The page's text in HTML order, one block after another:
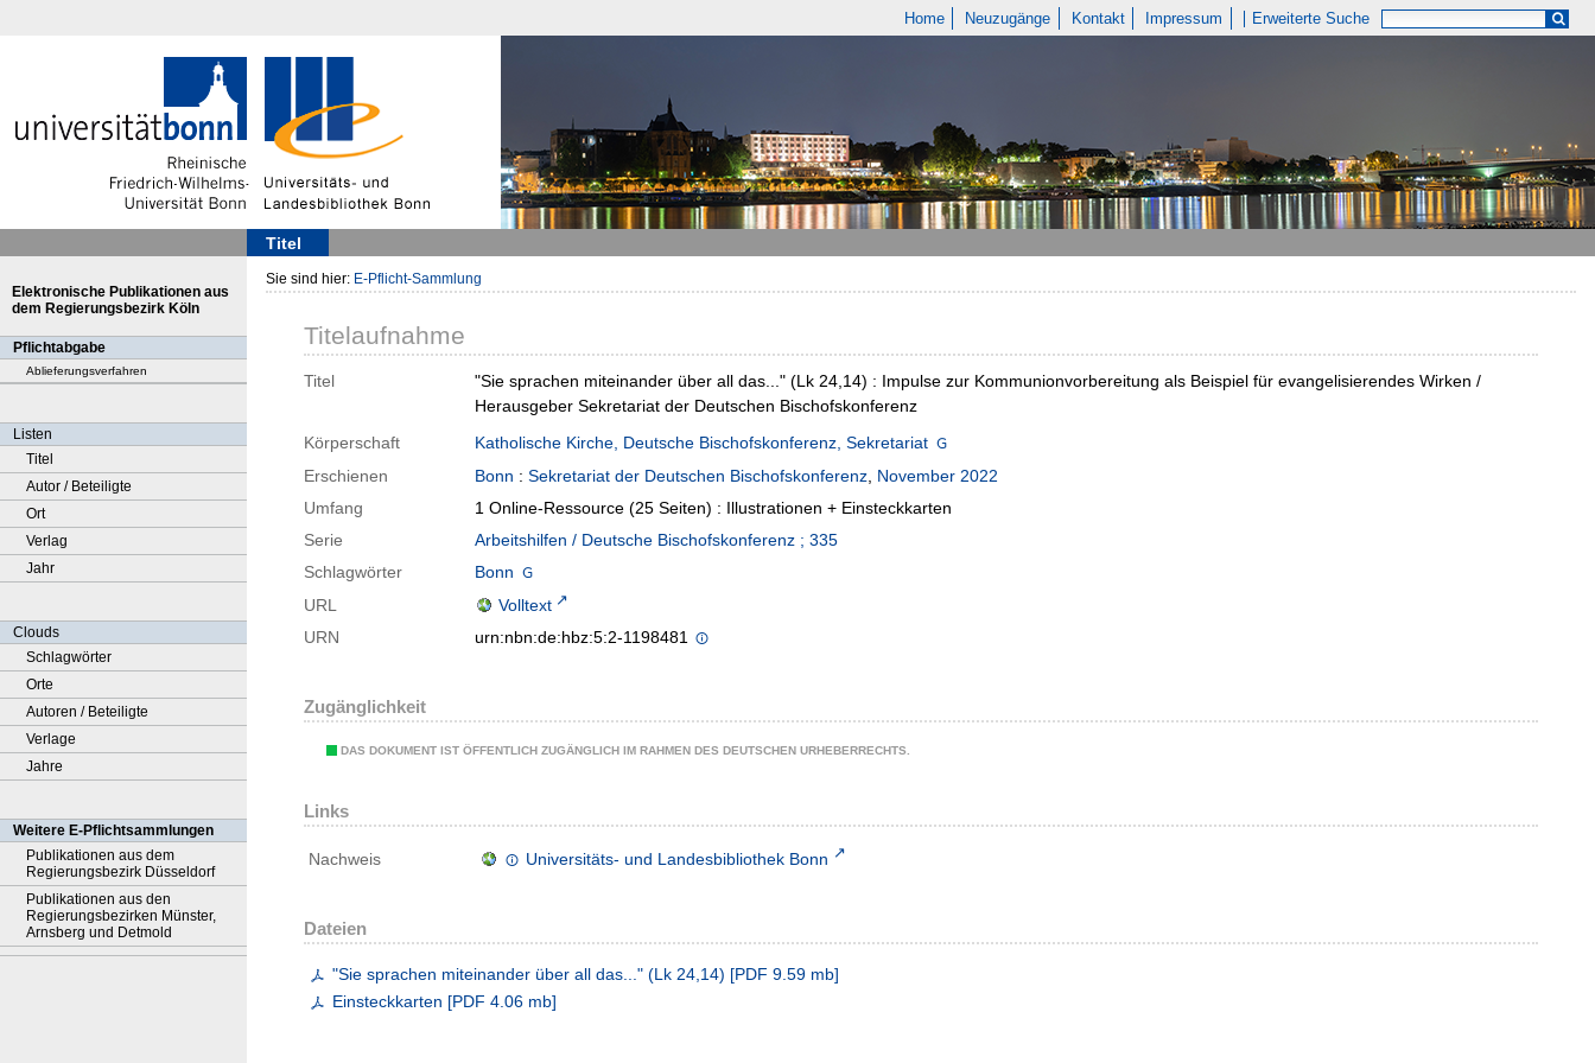
Home Neuzugänge Kontakt Impressum Erweiterte Suche
Titel
Elektronische Publikationen aus
dem Regierungsbezirk Köln
Pflichtabgabe
Ablieferungsverfahren
Listen
Titel
Autor / Beteiligte
Ort
Verlag
Jahr
Clouds
Schlagwörter
Orte
Autoren / Beteiligte
Verlage
Jahre
Weitere E-Pflichtsammlungen
Publikationen aus dem
Regierungsbezirk Düsseldorf
Publikationen aus den
Regierungsbezirken Münster,
Arnsberg und Detmold
Sie sind hier: E-Pflicht-Sammlung
Titelaufnahme
Titel
"Sie sprachen miteinander über all das..." (Lk 24,14) : Impulse zur Kommunionvorbereitung als Beispiel für evangelisierendes Wirken /
Herausgeber Sekretariat der Deutschen Bischofskonferenz
Körperschaft
Katholische Kirche, Deutsche Bischofskonferenz, Sekretariat
Erschienen
Bonn : Sekretariat der Deutschen Bischofskonferenz, November 2022
Umfang
1 Online-Ressource (25 Seiten) : Illustrationen + Einsteckkarten
Serie
Arbeitshilfen / Deutsche Bischofskonferenz ; 335
Schlagwörter
Bonn
URL
Volltext
URN
urn:nbn:de:hbz:5:2-1198481
Zugänglichkeit
DAS DOKUMENT IST ÖFFENTLICH ZUGÄNGLICH IM RAHMEN DES DEUTSCHEN URHEBERRECHTS.
Links
Nachweis Universitäts- und Landesbibliothek Bonn
Dateien
"Sie sprachen miteinander über all das..." (Lk 24,14) [PDF 9.59 mb]
Einsteckkarten [PDF 4.06 mb]